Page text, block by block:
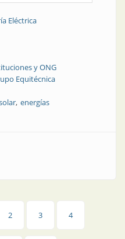
Eléctrica
y ONG
Equitécnica
energías
Equitécnica: todo lo que se
2
3 4